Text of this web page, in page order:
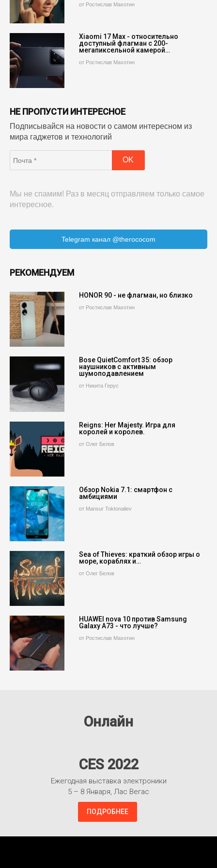
от Ростислав Махотин
Xiaomi 17 Max - относительно
доступный флагман с 200-
мегапиксельной камерой…
от Ростислав Махотин
НЕ ПРОПУСТИ ИНТЕРЕСНОЕ
Подписывайся на новости о самом интересном из
мира гаджетов и технологий
Мы не спамим! Раз в месяц отправляем только самое
интересное.
Telegram канал @therococom
РЕКОМЕНДУЕМ
HONOR 90 - не флагман, но близко
от Ростислав Махотин
Bose QuietComfort 35: обзор
наушников с активным
шумоподавлением
от Никита Герус
Reigns: Her Majesty. Игра для
королей и королев.
от Олег Белов
Обзор Nokia 7.1: смартфон с
амбициями
от Mansur Toktonaliev
Sea of Thieves: краткий обзор игры о
море, кораблях и…
от Олег Белов
HUAWEI nova 10 против Samsung
Galaxy A73 - что лучше?
от Ростислав Махотин
Онлайн
CES 2022
Ежегодная выставка электроники
5 – 8 Января, Лас Вегас
ПОДРОБНЕЕ